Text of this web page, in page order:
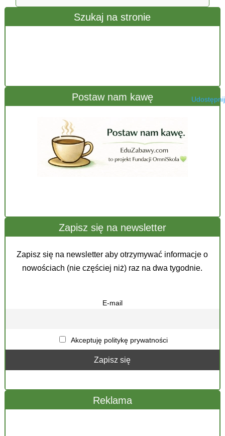
Szukaj na stronie
Postaw nam kawę
Zapisz się na newsletter
Zapisz się na newsletter aby otrzymywać informacje o
nowościach (nie częściej niż) raz na dwa tygodnie.
E-mail
Akceptuję politykę prywatności
Reklama
Udostępnij